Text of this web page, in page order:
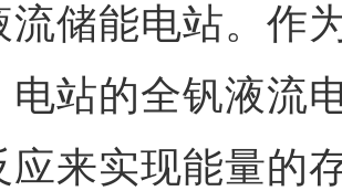
流储能电站。作
电站的全钒液流
应来实现能量的